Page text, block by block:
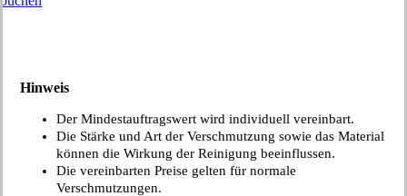
Hinweis
Der Mindestauftragswert wird individuell vereinbart.
Die Stärke und Art der Verschmutzung sowie das Material
können die Wirkung der Reinigung beeinflussen.
Die vereinbarten Preise gelten für normale
Verschmutzungen.